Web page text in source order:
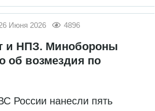
Июня 2026 4896
и НПЗ. Минобороны
об возмездия по
России нанесли пять